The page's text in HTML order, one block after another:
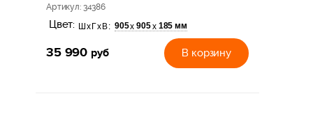
Артикул: 34386
Цвет: ШхГхВ: 905х 905х 185 мм
35 990 руб В корзину